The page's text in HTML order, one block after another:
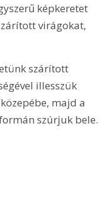
képkeretet
virágokat,
szárított
illesszük
majd a
szúrjuk bele.